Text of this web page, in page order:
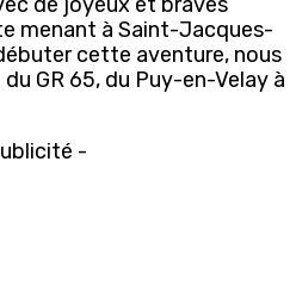
menant à Saint-Jacques-
cette aventure, nous
GR 65, du Puy-en-Velay à
-